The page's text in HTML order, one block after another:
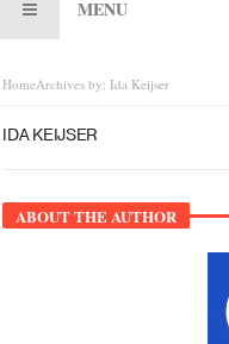
MENU
HomeArchives by: Ida Keijser
IDA KEIJSER
ABOUT THE AUTHOR